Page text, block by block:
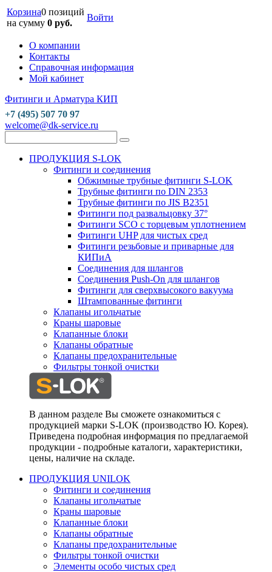
Корзина0 позиций
на сумму 0 руб.
Войти
О компании
Контакты
Справочная информация
Мой кабинет
Фитинги и Арматура КИП
+7 (495) 507 70 97
welcome@dk-service.ru
ПРОДУКЦИЯ S-LOK
Фитинги и соединения
Обжимные трубные фитинги S-LOK
Трубные фитинги по DIN 2353
Трубные фитинги по JIS B2351
Фитинги под развальцовку 37°
Фитинги SCO с торцевым уплотнением
Фитинги UHP для чистых сред
Фитинги резьбовые и приварные для
КИПиА
Соединения для шлангов
Соединения Push-On для шлангов
Фитинги для сверхвысокого вакуума
Штампованные фитинги
Клапаны игольчатые
Краны шаровые
Клапанные блоки
Клапаны обратные
Клапаны предохранительные
Фильтры тонкой очистки
В данном разделе Вы сможете ознакомиться с
продукцией марки S-LOK (производство Ю. Корея).
Приведена подробная информация по предлагаемой
продукции - подробные каталоги, характеристики,
цены, наличие на складе.
ПРОДУКЦИЯ UNILOK
Фитинги и соединения
Клапаны игольчатые
Краны шаровые
Клапанные блоки
Клапаны обратные
Клапаны предохранительные
Фильтры тонкой очистки
Элементы особо чистых сред